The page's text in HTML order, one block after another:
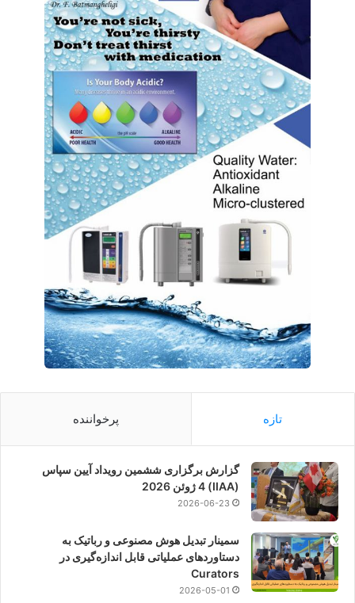
تازه پرخواننده
گزارش برگزاری ششمین رویداد آیین سپاس
(IIAA) 4 ژوئن 2026
2026-06-23
سمینار تبدیل هوش مصنوعی و رباتیک به
دستاوردهای عملیاتی قابل اندازه‌گیری در
Curators
2026-05-01